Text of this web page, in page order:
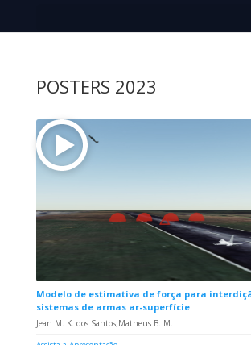
POSTERS 2023
Modelo de estimativa de força para
sistemas de armas ar-superfície
Jean M. K. dos Santos;Matheus B. M.